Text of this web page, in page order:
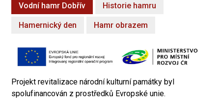
Vodní hamr Dobřív Historie hamru
Hamernický den Hamr obrazem
Projekt revitalizace národní kulturní památky byl
spolufinancován z prostředků Evropské unie.